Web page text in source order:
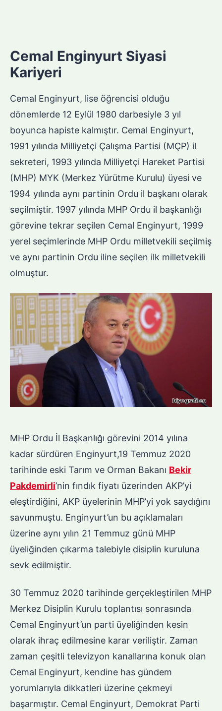
Cemal Enginyurt Siyasi
Kariyeri
Cemal Enginyurt, lise öğrencisi olduğu
dönemlerde 12 Eylül 1980 darbesiyle 3 yıl
boyunca hapiste kalmıştır. Cemal Enginyurt,
1991 yılında Milliyetçi Çalışma Partisi (MÇP) il
sekreteri, 1993 yılında Milliyetçi Hareket Partisi
(MHP) MYK (Merkez Yürütme Kurulu) üyesi ve
1994 yılında aynı partinin Ordu il başkanı olarak
seçilmiştir. 1997 yılında MHP Ordu il başkanlığı
görevine tekrar seçilen Cemal Enginyurt, 1999
yerel seçimlerinde MHP Ordu milletvekili seçilmiş
ve aynı partinin Ordu iline seçilen ilk milletvekili
olmuştur.
MHP Ordu İl Başkanlığı görevini 2014 yılına
kadar sürdüren Enginyurt,19 Temmuz 2020
tarihinde eski Tarım ve Orman Bakanı Bekir
Pakdemirli’nin fındık fiyatı üzerinden AKP’yi
eleştirdiğini, AKP üyelerinin MHP’yi yok saydığını
savunmuştu. Enginyurt’un bu açıklamaları
üzerine aynı yılın 21 Temmuz günü MHP
üyeliğinden çıkarma talebiyle disiplin kuruluna
sevk edilmiştir.
30 Temmuz 2020 tarihinde gerçekleştirilen MHP
Merkez Disiplin Kurulu toplantısı sonrasında
Cemal Enginyurt’un parti üyeliğinden kesin
olarak ihraç edilmesine karar veriliştir. Zaman
zaman çeşitli televizyon kanallarına konuk olan
Cemal Enginyurt, kendine has gündem
yorumlarıyla dikkatleri üzerine çekmeyi
başarmıştır. Cemal Enginyurt, Demokrat Parti